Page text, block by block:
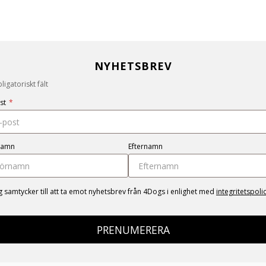
NYHETSBREV
fält
*
Efternamn
samtycker till att ta emot nyhetsbrev från 4Dogs i enlighet med
PRENUMERERA